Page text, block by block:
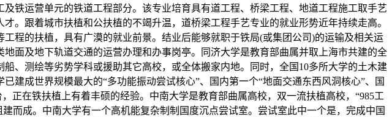
铁运营单元的铁道工程部分。该专业培育具有道工程、桥梁工程、地道工程施工取手艺
。跟着城市扶植和公扶植的不竭升温，道桥梁工程手艺专业的就业形势近年持续走高。
程的扶植，具有广漠的就业前景。结业后能够就职于铁局(或集团公司)的运输及相关运
面及地下轨道交通的运营办理和办事岗亭。同济大学是教育部曲属并取上海市共建的全
、测绘等劣势学科或援助其它高校，或全体搬家内地。同时，全国10多所大学的土木建
建成世界规模最大的“多功能振动尝试核心”、国内第一个“地面交通东西风洞核心”、国
正在铁扶植上有着丰硕的经验。中南大学是教育部曲属高校，双一流扶植高校，“985工
而成。中南大学有一个高机能复杂制制国度沉点尝试室。尝试室此中一个是，完成中国